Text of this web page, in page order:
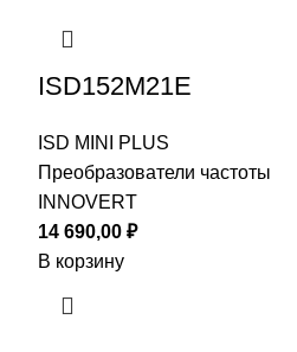
ISD152M21E
ISD MINI PLUS
Преобразователи частоты
INNOVERT
14 690,00 ₽
В корзину